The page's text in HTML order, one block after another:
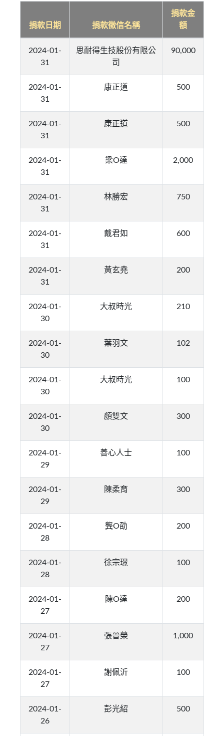
捐款日期 捐款徵信名稱
捐款金
額
2024-01-
31
思耐得生技股份有限公
司
90,000
2024-01-
31
康正道 500
2024-01-
31
康正道 500
2024-01-
31
梁O達 2,000
2024-01-
31
林勝宏 750
2024-01-
31
戴君如 600
2024-01-
31
黃玄堯 200
2024-01-
30
大叔時光 210
2024-01-
30
葉羽文 102
2024-01-
30
大叔時光 100
2024-01-
30
顏雙文 300
2024-01-
29
善心人士 100
2024-01-
29
陳柔育 300
2024-01-
28
龔O劭 200
2024-01-
28
徐宗璟 100
2024-01-
27
陳O達 200
2024-01-
27
張晉榮 1,000
2024-01-
27
謝佩沂 100
2024-01-
26
彭光紹 500